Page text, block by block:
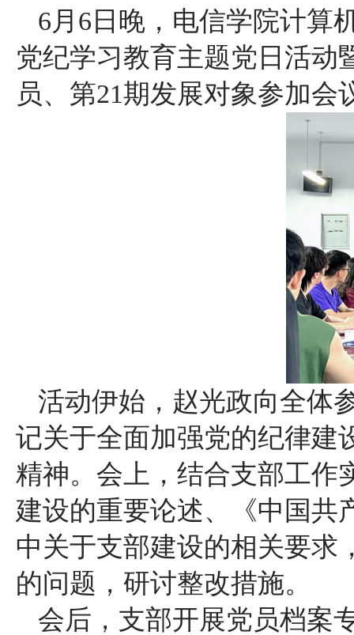
6月6日晚，电信学院计算
党纪学习教育主题党日活动
员、第21期发展对象参加
活动伊始，赵光政向全体
记关于全面加强党的纪律建
精神。会上，结合支部工作
建设的重要论述、《中国共
中关于支部建设的相关要求
的问题，研讨整改措施。
会后，支部开展党员档案